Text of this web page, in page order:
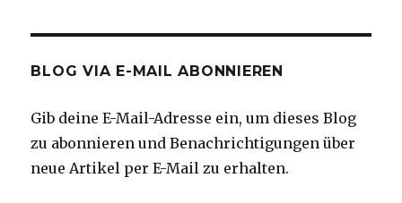
BLOG VIA E-MAIL ABONNIEREN
Gib deine E-Mail-Adresse ein, um dieses Blog
zu abonnieren und Benachrichtigungen über
neue Artikel per E-Mail zu erhalten.